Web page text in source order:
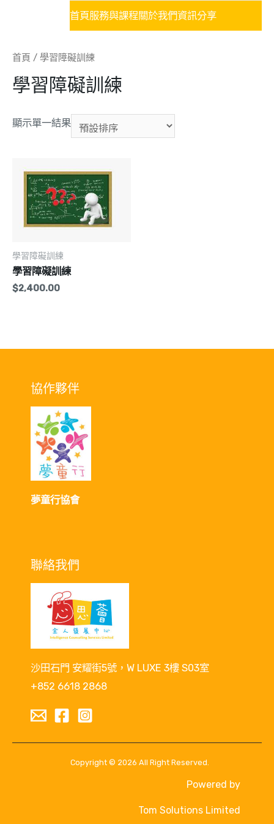
首頁服務與課程關於我們資訊分享
首頁 / 學習障礙訓練
學習障礙訓練
顯示單一結果
學習障礙訓練
學習障礙訓練
$2,400.00
協作夥伴
夢童行協會
聯絡我們
沙田石門 安耀街5號，W LUXE 3樓 S03室
+852 6618 2868
Copyright © 2026 All Right Reserved.
Powered by
Tom Solutions Limited